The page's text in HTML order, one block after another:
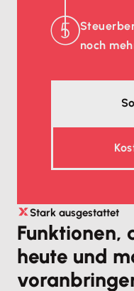
noch
Stark ausgestattet
Funktionen,
heute und